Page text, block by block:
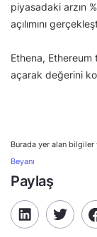
piyasadaki arzın
açılımını
Ethena,
açarak değerini
Burada yer alan
Beyanı
Paylaş